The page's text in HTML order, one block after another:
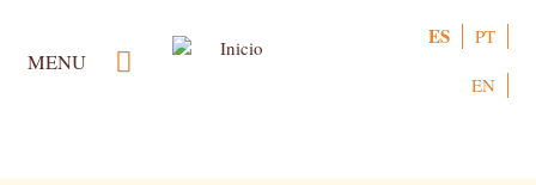
contenido
MENU
PT
ES
EN